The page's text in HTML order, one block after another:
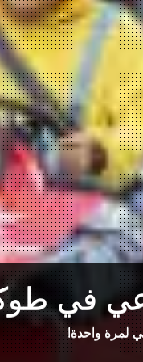
في
لمرة واحدة!